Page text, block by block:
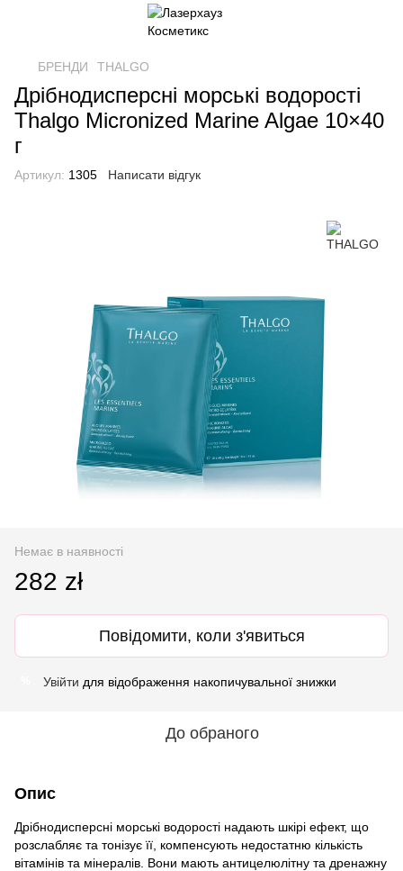
БРЕНДИ THALGO
Дрібнодисперсні морські водорості
Thalgo Micronized Marine Algae 10×40
г
Артикул: 1305 Написати відгук
Немає в наявності
282 zł
Повідомити, коли з'явиться
Увійти для відображення накопичувальної знижки
До обраного
Опис
Дрібнодисперсні морські водорості надають шкірі ефект, що
розслабляє та тонізує її, компенсують недостатню кількість
вітамінів та мінералів. Вони мають антицелюлітну та дренажну